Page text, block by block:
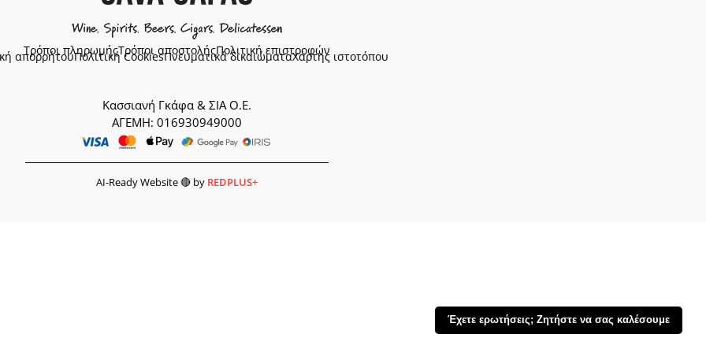
Έχετε ερωτήσεις; Ζητήστε να σας καλέσουμε
Τρόποι πληρωμήςΤρόποι αποστολήςΠολιτική επιστροφών
απορρήτουΠολιτική CookiesΠνευματικά δικαιώματαΧάρτης ιστοτόπου
Κασσιανή Γκάφα & ΣΙΑ Ο.Ε.
ΑΓΕΜΗ: 016930949000
AI-Ready Website 🔴 by REDPLUS+